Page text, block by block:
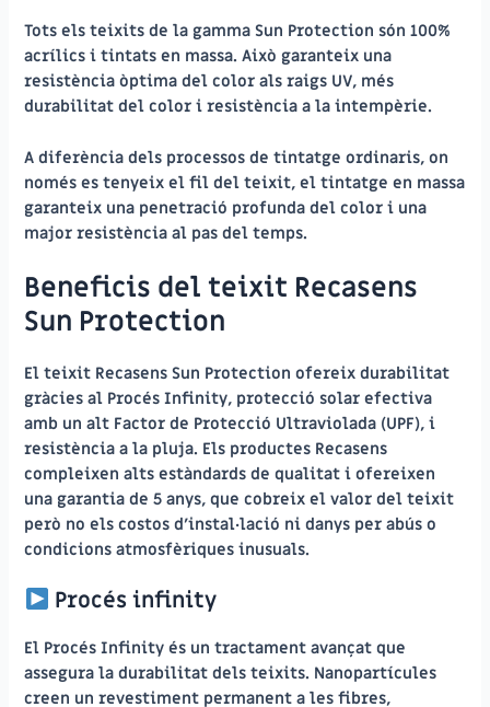
Tots els teixits de la gamma Sun Protection són100%
acrílics i tintats en massa. Això garanteix una
resistència òptima del color als raigs UV, més
durabilitat del color i resistència a la intempèrie.
A diferència dels processos de tintatge ordinaris, on
només es tenyeix el fil del teixit, el tintatge en massa
garanteix una penetració profunda del color i una
major resistència al pas del temps.
Beneficis del teixit Recasens
Sun Protection
El teixit Recasens Sun Protection ofereix durabilitat
gràcies al Procés Infinity, protecció solar efectiva
amb un alt Factor de Protecció Ultraviolada (UPF), i
resistència a la pluja. Els productes Recasens
compleixen alts estàndards de qualitat i ofereixen
una garantia de 5 anys, que cobreix el valor del teixit
però no els costos d’instal·lació ni danys per abús o
condicions atmosfèriques inusuals.
Procés infinity
El Procés Infinity és un tractament avançat que
assegura la durabilitat dels teixits. Nanopartícules
creen un revestiment permanent a les fibres,